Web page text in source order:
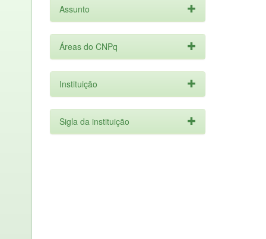
Assunto
Áreas do CNPq
Instituição
Sigla da instituição